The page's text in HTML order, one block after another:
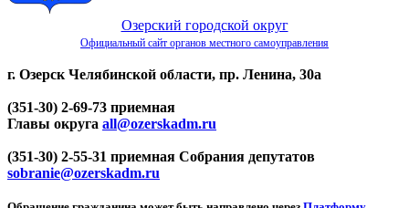
Озерский городской округ
Официальный сайт органов местного самоуправления
г. Озерск Челябинской области, пр. Ленина, 30а
(351-30) 2-69-73 приемная
Главы округа all@ozerskadm.ru
(351-30) 2-55-31 приемная Собрания депутатов
sobranie@ozerskadm.ru